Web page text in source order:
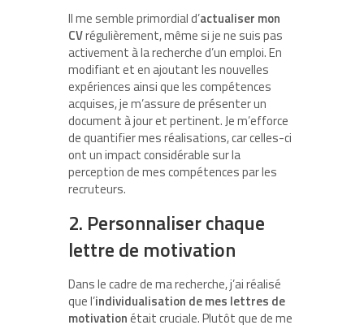
Il me semble primordial d’actualiser mon
CVrégulièrement, même si je ne suis pas
activement à la recherche d’un emploi. En
modifiant et en ajoutant les nouvelles
expériences ainsi que les compétences
acquises, je m’assure de présenter un
document à jour et pertinent. Je m’efforce
de quantifier mes réalisations, car celles-ci
ont un impact considérable sur la
perception de mes compétences par les
recruteurs.
2. Personnaliser chaque
lettre de motivation
Dans le cadre de ma recherche, j’ai réalisé
que l’individualisation de mes lettres de
motivationétait cruciale. Plutôt que de me